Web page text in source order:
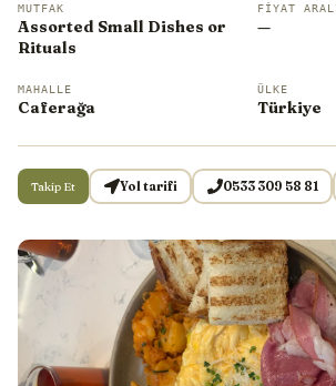
MUTFAK
Assorted Small Dishes or
Rituals
FIYAT
—
MAHALLE
Caferağa
ÜLKE
Türkiye
Takip Et Yol tarifi 0533 309 58 81